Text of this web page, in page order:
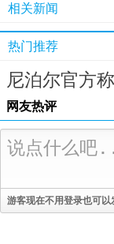
相关新闻
热门推荐
尼泊尔官方
网友热评
游客现在不用登录也可以